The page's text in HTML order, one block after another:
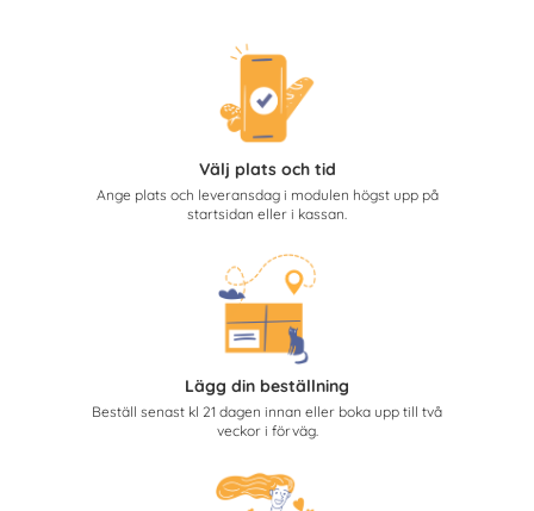
Välj plats och tid
Ange plats och leveransdag i modulen högst upp på
startsidan eller i kassan.
Lägg din beställning
Beställ senast kl 21 dagen innan eller boka upp till två
veckor i förväg.